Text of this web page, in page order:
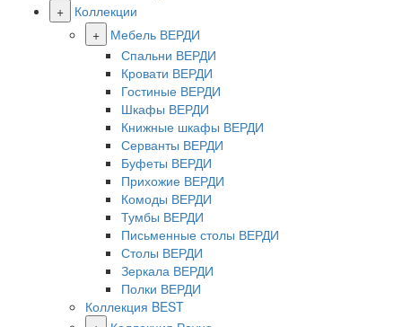
+
Коллекции
+
Мебель ВЕРДИ
Спальни ВЕРДИ
Кровати ВЕРДИ
Гостиные ВЕРДИ
Шкафы ВЕРДИ
Книжные шкафы ВЕРДИ
Серванты ВЕРДИ
Буфеты ВЕРДИ
Прихожие ВЕРДИ
Комоды ВЕРДИ
Тумбы ВЕРДИ
Письменные столы ВЕРДИ
Столы ВЕРДИ
Зеркала ВЕРДИ
Полки ВЕРДИ
Коллекция BEST